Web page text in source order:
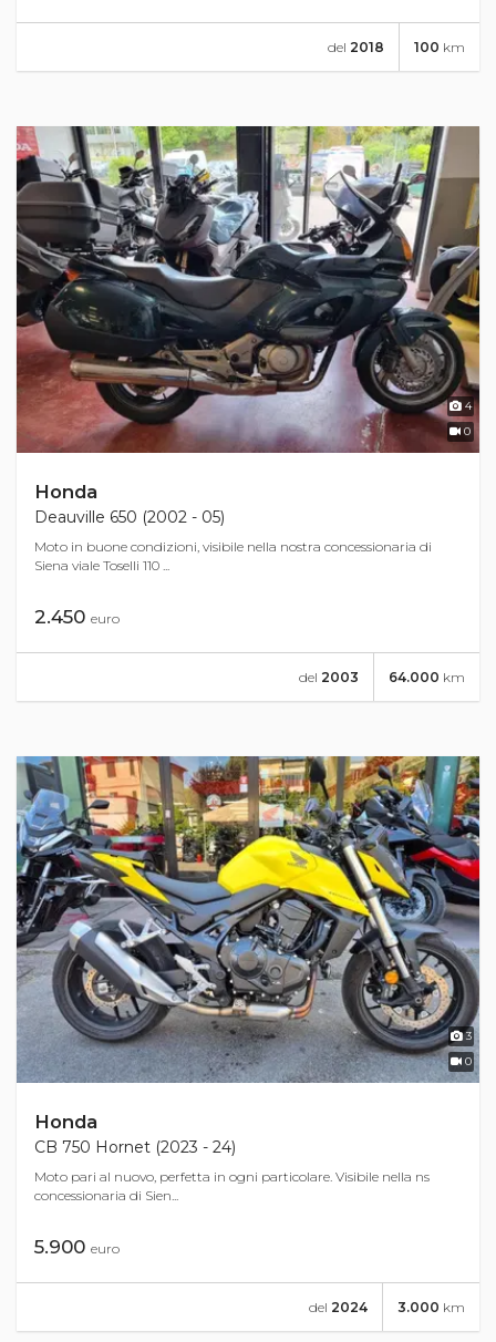
100 km
del 2018
4
0
Honda
Deauville 650 (2002 - 05)
Moto in buone condizioni, visibile nella nostra concessionaria di
Siena viale Toselli 110 ...
2.450 euro
64.000 km
del 2003
3
0
Honda
CB 750 Hornet (2023 - 24)
Moto pari al nuovo, perfetta in ogni particolare. Visibile nella ns
concessionaria di Sien...
5.900 euro
3.000 km
del 2024